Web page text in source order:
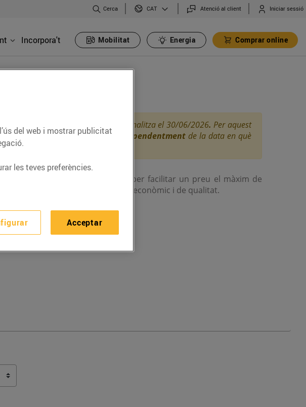
Cerca CAT Atenció al client Iniciar sessió
Incorpora't Mobilitat Energia Comprar online
de calefacció
de l'IVA aplicable als carburants finalitza el 30/06/2026. Per aquest
general del21% d'IVA, independentment de la data en què
Diàriament fixem les tarifes per facilitar un preu el màxim de
calefacció d’EsclatOil és proper, econòmic i de qualitat.
del web i mostrar publicitat
les teves preferències.
Acceptar